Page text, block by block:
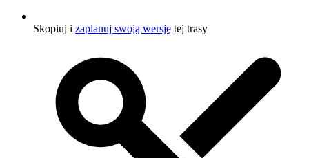
Skopiuj i zaplanuj swoją wersję tej trasy